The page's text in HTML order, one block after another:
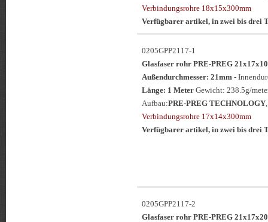
Verbindungsrohre 18x15x300mm
Verfügbarer artikel, in zwei bis drei
0205GPP2117-1
Glasfaser rohr PRE-PREG
Außendurchmesser: 21mm -
Länge: 1 Meter Gewicht: 238.5g/
Aufbau:PRE-PREG TECHNOLOGY
Verbindungsrohre 17x14x300mm
Verfügbarer artikel, in zwei bis drei
0205GPP2117-2
Glasfaser rohr PRE-PREG